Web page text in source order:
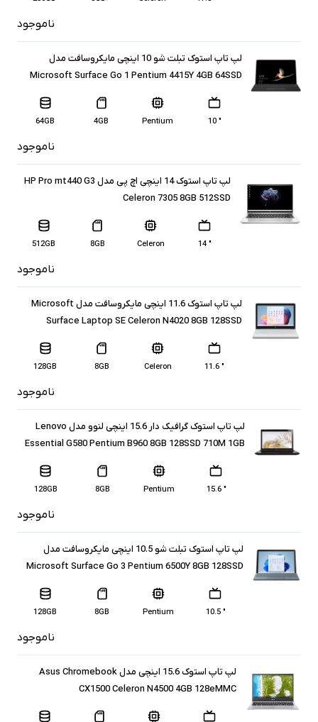
ناموجود
لپ تاپ استوک تبلت شو 10 اینچی مایکروسافت مدل
Microsoft Surface Go 1 Pentium 4415Y 4GB 64SSD
" 10
Pentium
4GB
64GB
ناموجود
لپ تاپ استوک 14 اینچی اچ پی مدل HP Pro mt440 G3
Celeron 7305 8GB 512SSD
" 14
Celeron
8GB
512GB
ناموجود
لپ تاپ استوک 11.6 اینچی مایکروسافت مدل Microsoft
Surface Laptop SE Celeron N4020 8GB 128SSD
" 11.6
Celeron
8GB
128GB
ناموجود
لپ تاپ استوک گرافیک دار 15.6 اینچی لنوو مدل Lenovo
Essential G580 Pentium B960 8GB 128SSD 710M 1GB
" 15.6
Pentium
8GB
128GB
ناموجود
لپ تاپ استوک تبلت شو 10.5 اینچی مایکروسافت مدل
Microsoft Surface Go 3 Pentium 6500Y 8GB 128SSD
" 10.5
Pentium
8GB
128GB
ناموجود
لپ تاپ استوک 15.6 اینچی مدل Asus Chromebook
CX1500 Celeron N4500 4GB 128eMMC